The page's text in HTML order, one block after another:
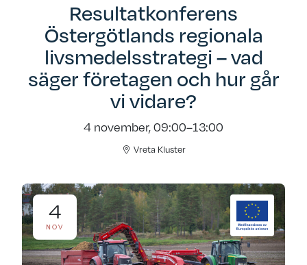
Resultatkonferens
Östergötlands regionala
livsmedelsstrategi – vad
säger företagen och hur går
vi vidare?
4 november, 09:00–13:00
Vreta Kluster
4
NOV